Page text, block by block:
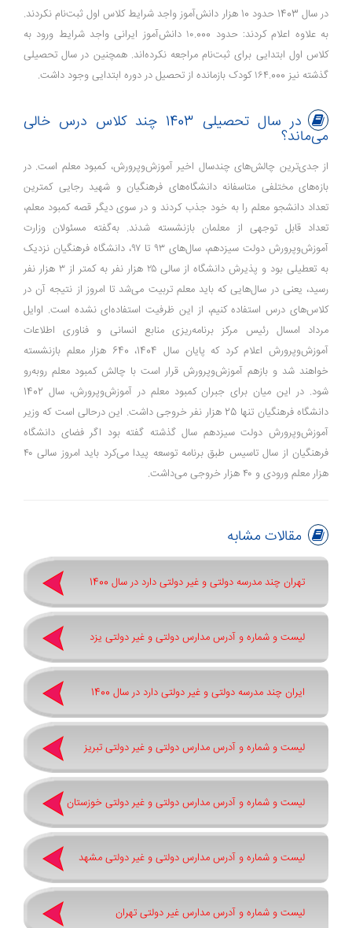
در سال 1403 حدود 10 هزار دانش‌آموز واجد شرایط کلاس اول ثبت‌نام نکردند.
به علاوه اعلام کردند: حدود ۱۰.000 دانش‌آموز ایرانی واجد شرایط ورود به
کلاس اول ابتدایی برای ثبت‌نام مراجعه نکرده‌اند. همچنین در سال تحصیلی
گذشته نیز ۱۶۴.000 کودک بازمانده از تحصیل در دوره ابتدایی وجود داشت.
در سال تحصیلی 1403 چند کلاس درس خالی
می‌ماند؟
از جدی‌ترین چالش‌های چندسال اخیر آموزش‌وپرورش، کمبود معلم است. در
بازه‌های مختلفی متاسفانه دانشگاه‌های فرهنگیان و شهید رجایی کمترین
تعداد دانشجو معلم را به خود جذب کردند و در سوی دیگر قصه کمبود معلم،
تعداد قابل توجهی از معلمان بازنشسته شدند. به‌گفته مسئولان وزارت
آموزش‌وپرورش دولت سیزدهم، سال‌های ۹۳ تا ۹۷‌، دانشگاه فرهنگیان نزدیک
به تعطیلی بود و پذیرش دانشگاه از سالی ۲۵ هزار نفر به کمتر از ۳ هزار نفر
رسید، یعنی در سال‌هایی که باید معلم تربیت می‌شد تا امروز از نتیجه آن در
کلاس‌های درس استفاده کنیم، از این ظرفیت استفاده‌ای نشده است. اوایل
مرداد امسال رئیس مرکز برنامه‌ریزی منابع انسانی و فناوری اطلاعات
آموزش‌وپرورش اعلام کرد که پایان سال 1404، 640 هزار معلم بازنشسته
خواهند شد و بازهم آموزش‌وپرورش قرار است با چالش کمبود معلم روبه‌رو
شود. در این میان برای جبران کمبود معلم در آموزش‌وپرورش، سال 1402
دانشگاه فرهنگیان تنها 25 هزار نفر خروجی داشت. این درحالی است که وزیر
آموزش‌وپرورش دولت سیزدهم سال گذشته گفته بود اگر فضای دانشگاه
فرهنگیان از سال تاسیس طبق برنامه توسعه پیدا می‌کرد باید امروز سالی ۴۰
هزار معلم ورودی و ۴۰ هزار خروجی می‌داشت.
مقالات مشابه
تهران چند مدرسه دولتی و غیر دولتی دارد در سال 1400
لیست و شماره و آدرس مدارس دولتی و غیر دولتی یزد
ایران چند مدرسه دولتی و غیر دولتی دارد در سال 1400
لیست و شماره و آدرس مدارس دولتی و غیر دولتی تبریز
لیست و شماره و آدرس مدارس دولتی و غیر دولتی خوزستان
لیست و شماره و آدرس مدارس دولتی و غیر دولتی مشهد
لیست و شماره و آدرس مدارس غیر دولتی تهران